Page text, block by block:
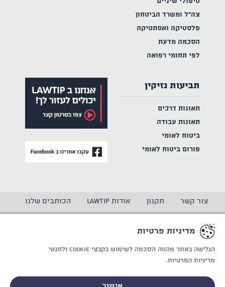
צה"ל ומשרד הביטחון
פלסטיקה ואסתטיקה
הסכמה מדעת
לפי תחומי רפואה
תביעות נזיקין
תאונות דרכים
תאונות עבודה
ביטוח לאומי
פורום ביטוח לאומי
צור קשר תקנון אודות LAWTIP הכותבים שלנו
מדיניות פרטיות
הגלישה באתר מהווה הסכמה לשימוש בקבצי Cookie
ולתנאי
מדיניות הפרטיות.